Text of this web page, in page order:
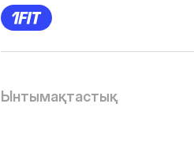
Ынтымақтастық